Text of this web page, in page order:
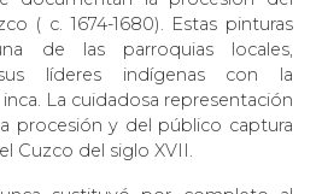
( c. 1674-1680). Estas pinturas
de las parroquias locales,
líderes indígenas con la
La cuidadosa representación
procesión y del público captura
Cuzco del siglo XVII.